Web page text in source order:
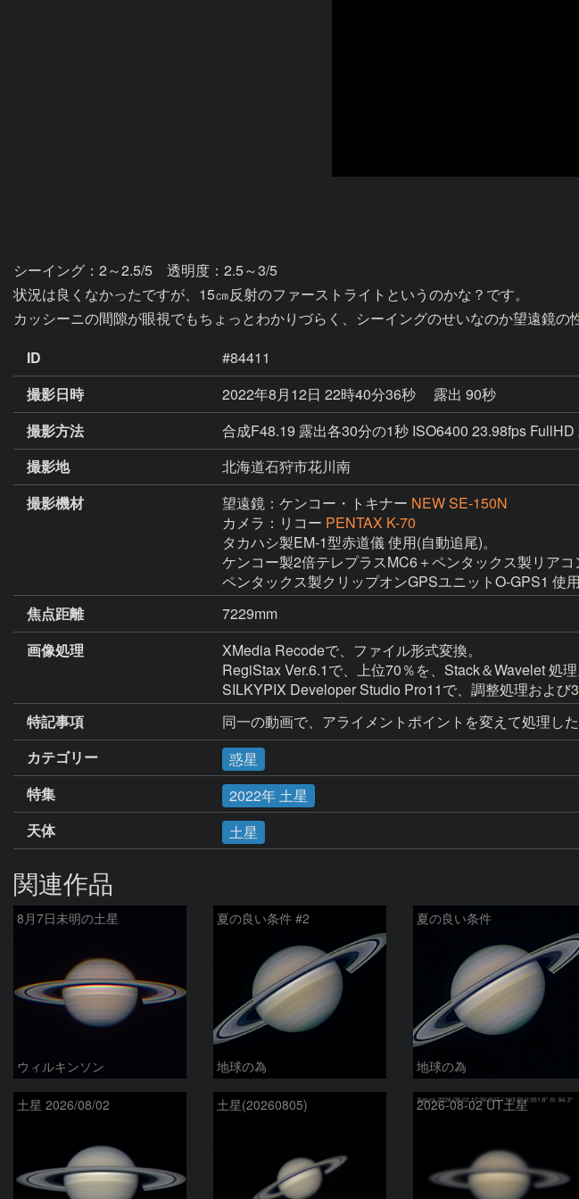
シーイング：2～2.5/5　透明度：2.5～3/5
状況は良くなかったですが、15㎝反射のファーストライトというのかな？です。
カッシーニの間隙が眼視でもちょっとわかりづらく、シーイングのせいなのか望遠鏡の
ID
#84411
撮影日時
2022年8月12日 22時40分36秒
露出 90秒
撮影方法
合成F48.19 露出各30分の1秒 ISO6400 23.98fps FullHD
撮影地
北海道石狩市花川南
撮影機材
望遠鏡：ケンコー・トキナー NEW SE-150N
カメラ：リコー PENTAX K-70
タカハシ製EM-1型赤道儀 使用(自動追尾)。
ケンコー製2倍テレプラスMC6＋ペンタックス製リア
ペンタックス製クリップオンGPSユニットO-GPS1 使
焦点距離
7229mm
画像処理
XMedia Recodeで、ファイル形式変換。
RegiStax Ver.6.1で、上位70％を、Stack＆Wavelet 処理
SILKYPIX Developer Studio Pro11で、調整処理および3
特記事項
同一の動画で、アライメントポイントを変えて処理し
カテゴリー
惑星
特集
2022年 土星
天体
土星
関連作品
8月7日未明の土星
ウィルキンソン
夏の良い条件 #2
地球の為
夏の良い条件
地球の為
土星 2026/08/02 土星(20260805) 2026-08-02 UT土星